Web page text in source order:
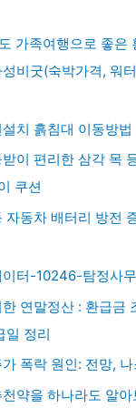
가족여행으로 좋은
비굿(숙박가격, 워
치 흙침대 이동방법
이 편리한 삼각 목
쿠션
자동차 배터리 방전
이터-10246-탐정사
연말정산 : 환급금
일 정리
폭락 원인: 전망,
약을 하나라도 알아